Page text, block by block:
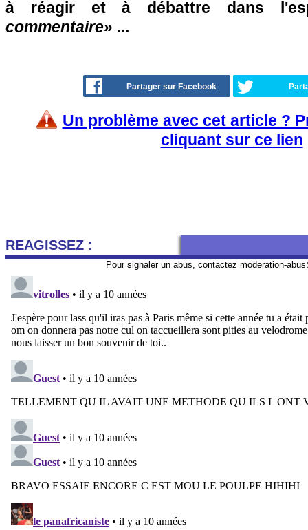
à réagir et à débattre dans
commentaire» ...
Partager sur Facebook
Un problème avec cet article ?
cliquant sur ce lien
REAGISSEZ :
Pour signaler un abus, contactez moderation-